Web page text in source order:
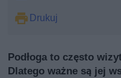
Drukuj
Podłoga to często
Dlatego ważne są jej